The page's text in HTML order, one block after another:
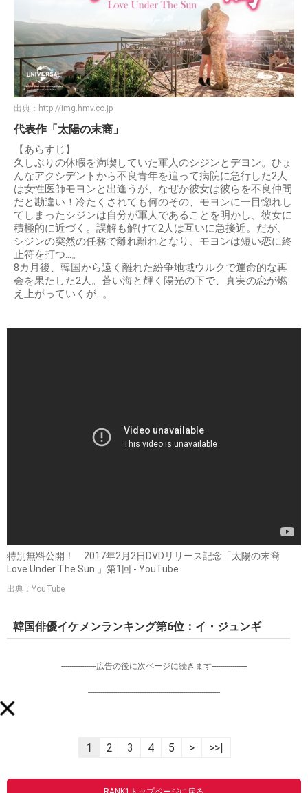
出典： http://img.hmv.co.jp
代表作「太陽の末裔」
【あらすじ】
久しぶりの休暇を満喫していた軍人のシジンとデヨン。ひょ
んなアクシデントから不良青年を追って病院に急行した2人
は女性医師モヨンと出逢うが、なぜか彼女は彼らを不良仲間
だと勘違い！冷たくされても何のその、モヨンに一目惚れし
てしまったシジンは自分が軍人であることを明かし、彼女に
積極的に近づく。誤解も解けて2人は互いに急接近。だが、
シジンの突然の任務で離れ離れとなり、モヨンは短い恋に終
止符を打つ…。
8カ月後、韓国から遠く離れた紛争地域ウルクで運命的な再
会を果たした2人。蒼い海と輝く陽光の下で、真実の恋が燃
え上がっていくが…。
特別無料公開！ 2017年2月2日DVDリリース記念「太陽の末裔
Love Under The Sun 」第1回 - YouTube
出典：YouTube
韓国俳優イケメンランキング第6位：イ・ジュンギ
-----------------広告の後に次ページに続きます-----------------
----------------------------------------------------------------
1 2 3 4 5 > >>|